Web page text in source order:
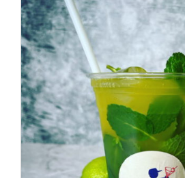
IN DEN WARENKORB /